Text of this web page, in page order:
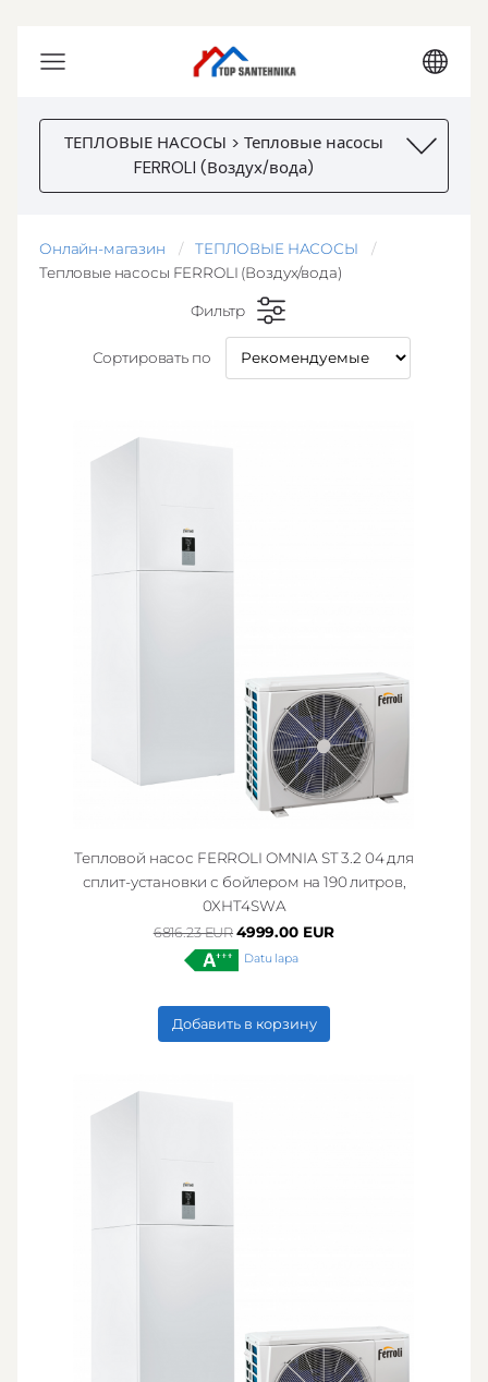
ТЕПЛОВЫЕ НАСОСЫ > Тепловые насосы
FERROLI (Воздух/вода)
Онлайн-магазин
ТЕПЛОВЫЕ НАСОСЫ
Тепловые насосы FERROLI (Воздух/вода)
Фильтр
Сортировать по
Тепловой насос FERROLI OMNIA ST 3.2 04 для
сплит-установки с бойлером на 190 литров,
0XHT4SWA
6816.23 EUR 4999.00 EUR
Datu lapa
Добавить в корзину